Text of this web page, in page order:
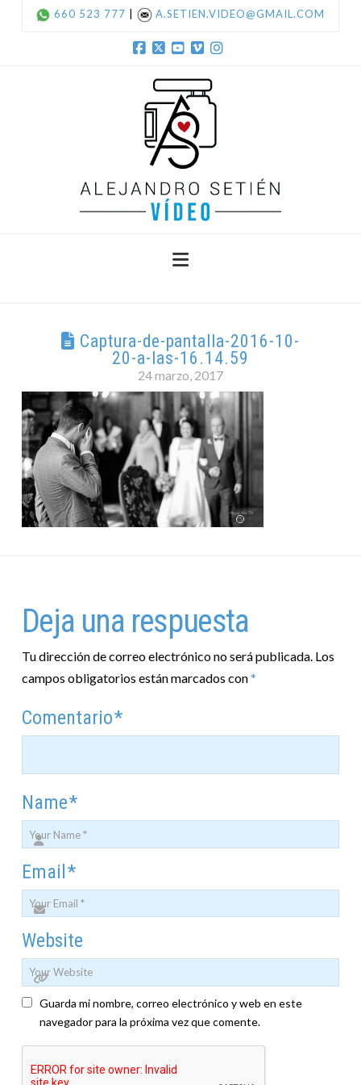
660 523 777 | A.SETIEN.VIDEO@GMAIL.COM
Navigation
Captura-de-pantalla-2016-10-
20-a-las-16.14.59
24 marzo, 2017
Deja una respuesta
Tu dirección de correo electrónico no será publicada. Los
campos obligatorios están marcados con*
Comentario*
Name*
Email*
Website
Guarda mi nombre, correo electrónico y web en este
navegador para la próxima vez que comente.